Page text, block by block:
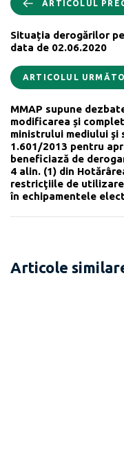
ARTICOLUL
Situația derogărilor
data de 02.06.2020
ARTICOLUL
MMAP supune
modificarea și
ministrului mediului şi
1.601/2013 pentru
beneficiază de
4 alin. (1) din
restricţiile de
în echipamentele
Articole